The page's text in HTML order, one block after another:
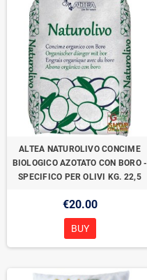
ALTEA NATUROLIVO CONCIME
BIOLOGICO AZOTATO CON BORO -
SPECIFICO PER OLIVI KG. 22,5
€20.00
BUY